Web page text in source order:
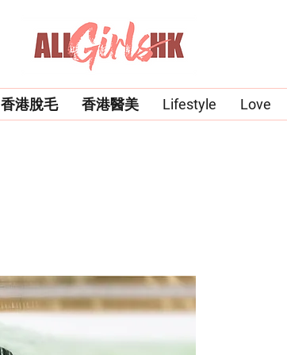
香港脫毛 香港醫美 Lifestyle Love